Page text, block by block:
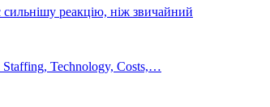
реакцію, ніж звичайний
Staffing, Technology, Costs,…